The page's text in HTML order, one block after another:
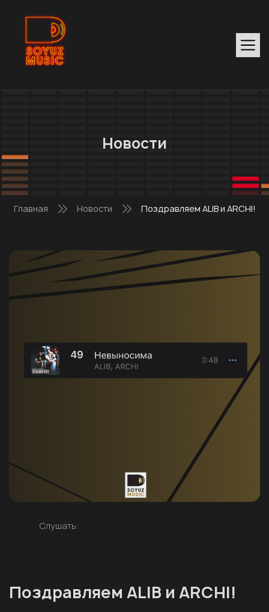
Новости
Главная Новости Поздравляем ALIB и ARCHI!
Слушать:
Поздравляем ALIB и ARCHI!